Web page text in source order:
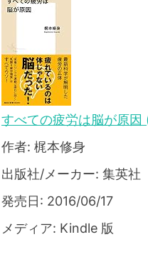
すべての疲労は脳が原因
作者: 梶本修身
出版社/メーカー: 集英社
発売日: 2016/06/17
メディア: Kindle 版